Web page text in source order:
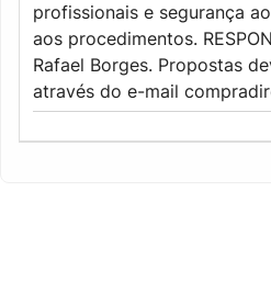
profissionais e segurança
aos procedimentos.
Rafael Borges. Propostas
através do e-mail